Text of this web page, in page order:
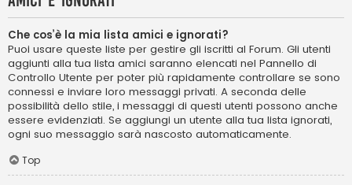
Che cos’è la mia lista amici e ignorati?
Puoi usare queste liste per gestire gli iscritti al Forum. Gli utenti
aggiunti alla tua lista amici saranno elencati nel Pannello di
Controllo Utente per poter più rapidamente controllare se sono
connessi e inviare loro messaggi privati. A seconda delle
possibilità dello stile, i messaggi di questi utenti possono anche
essere evidenziati. Se aggiungi un utente alla tua lista ignorati,
ogni suo messaggio sarà nascosto automaticamente.
Top